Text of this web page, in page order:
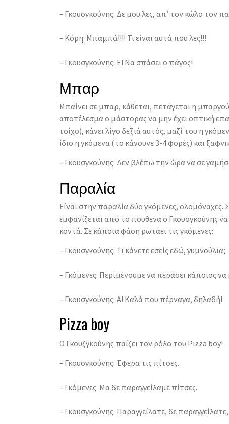
– Γκουσγκούνης: Δε μου λες, απ’ τον κώλο τον
– Κόρη: Μπαμπά!!!! Τι είναι αυτά που λες!!!
– Γκουσγκούνης: Ε! Να σπάσει ο πάγος!
Μπαρ
Μπαίνει σε μπαρ, κάθεται, πετάγεται η
αποτέλεσμα ο μάστορας να μην έχει οπτική
τοίχο), κάνει λίγο δεξιά αυτός, μαζί του η
ίδιο η γκόμενα (το κάνουνε 3-4 φορές) και
– Γκουσγκούνης: Δεν βλέπω την ώρα να σε
Παραλία
Είναι στην παραλία δύο γκόμενες, ολομόναχες.
εμφανίζεται από το πουθενά ο Γκουσγκούνης να
κοντά. Σε κάποια φάση ρωτάει τις γκόμενες:
– Γκουσγκούνης: Τι κάνετε εσείς εδώ, γυμνούλια;
– Γκόμενες: Περιμένουμε να περάσει κάποιος να
– Γκουσγκούνης: Α! Καλά που πέρναγα, δηλαδή!
Pizza boy
Ο Γκουζγκούνης παίζει τον ρόλο του Pizza boy!
– Γκουσγκούνης: Έφερα τις πίτσες.
– Γκόμενες: Μα δε παραγγείλαμε πίτσες.
– Γκουσγκούνης: Παραγγείλατε, δε